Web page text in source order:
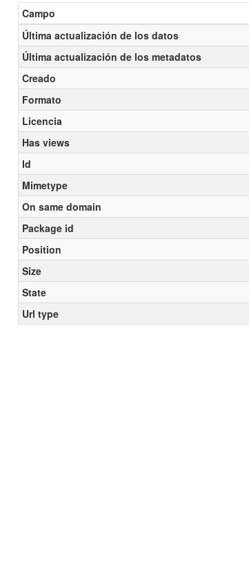
Campo
Última actualización de los datos
Última actualización de los metadatos
Creado
Formato
Licencia
Has views
Id
Mimetype
On same domain
Package id
Position
Size
State
Url type